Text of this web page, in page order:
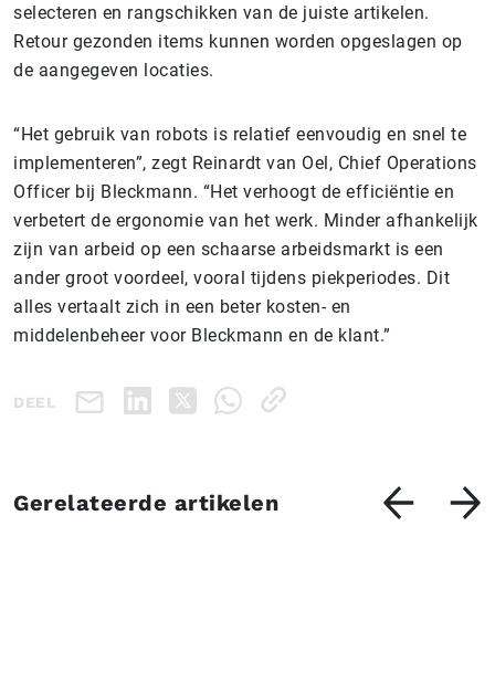
selecteren en rangschikken van de juiste artikelen.
Retour gezonden items kunnen worden opgeslagen op
de aangegeven locaties.
“Het gebruik van robots is relatief eenvoudig en snel te
implementeren”, zegt Reinardt van Oel, Chief Operations
Officer bij Bleckmann. “Het verhoogt de efficiëntie en
verbetert de ergonomie van het werk. Minder afhankelijk
zijn van arbeid op een schaarse arbeidsmarkt is een
ander groot voordeel, vooral tijdens piekperiodes. Dit
alles vertaalt zich in een beter kosten- en
middelenbeheer voor Bleckmann en de klant.”
DEEL
Gerelateerde artikelen